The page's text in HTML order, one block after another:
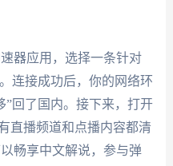
器应用，选择一条针对
连接成功后，你的网络环
”回了国内。接下来，打开
直播频道和点播内容都清
畅享中文解说，参与弹